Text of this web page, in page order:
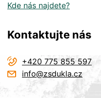
Kde nás najdete?
Kontaktujte nás
+420 775 855 597
info@zsdukla.cz